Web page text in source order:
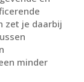
zet je daarbij
minder